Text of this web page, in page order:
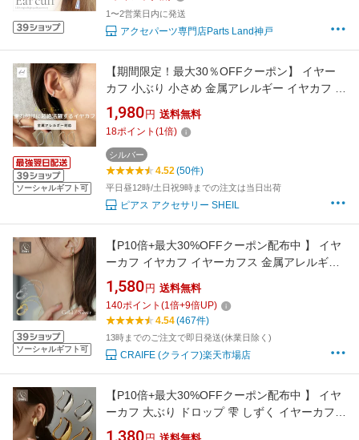
K16GP 本ロジウム ハンドメイド 2個入
1〜2営業日内に発送
アクセパーツ専門店Parts Land神戸
ソーシャルギフト可
【期間限定！最大30％OFFクーポン】 イヤー
カフ 小ぶり 小さめ 金属アレルギー イヤカフ 高
純度シルバー ゴールド シルバー 両耳 2つセッ
ト 金属アレルギー ギフト プレゼント 925シル
バー 重ね付け おしゃれ 人気 トレンド かわいい
SHEIL
1,980 円 送料無料
18ポイント (1倍)
シルバー
4.52(50件)
平日昼12時/土日祝9時までの注文は当日出荷
ピアス アクセサリー SHEIL
ソーシャルギフト可
【P10倍+最大30%OFFクーポン配布中 】 イヤ
ーカフ イヤカフ イヤーカフス 金属アレルギー
対応 18K レディース 大人 ロングチェーン ジル
コニア 個性的 モダン かわいい ジュエリー ゴー
ルド シルバー 片耳用 送料無料 プチプライス高
1,580 円 送料無料
140ポイント (1倍+9倍UP)
4.54(467件)
13時までのご注文で即日発送(休業日除く)
CRAIFE (クライフ)楽天市場店
【P10倍+最大30%OFFクーポン配布中 】 イヤ
ーカフ 大ぶり ドロップ 雫 しずく イヤーカフス
イヤカフ イヤリング 金属アレルギー対応 18K